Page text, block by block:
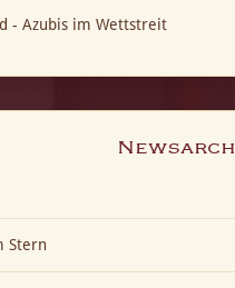
- Azubis im Wettstreit
Stern